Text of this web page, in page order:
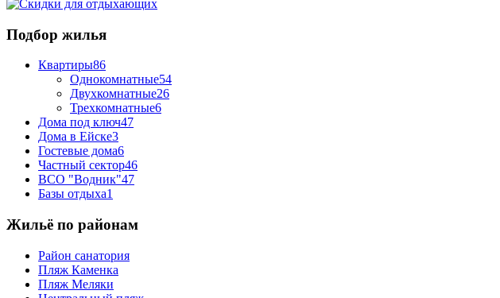
Подбор жилья
Квартиры86
Однокомнатные54
Двухкомнатные26
Трехкомнатные6
Дома под ключ47
Дома в Ейске3
Гостевые дома6
Частный сектор46
ВСО "Водник"47
Базы отдыха1
Жильё по районам
Район санатория
Пляж Каменка
Пляж Меляки